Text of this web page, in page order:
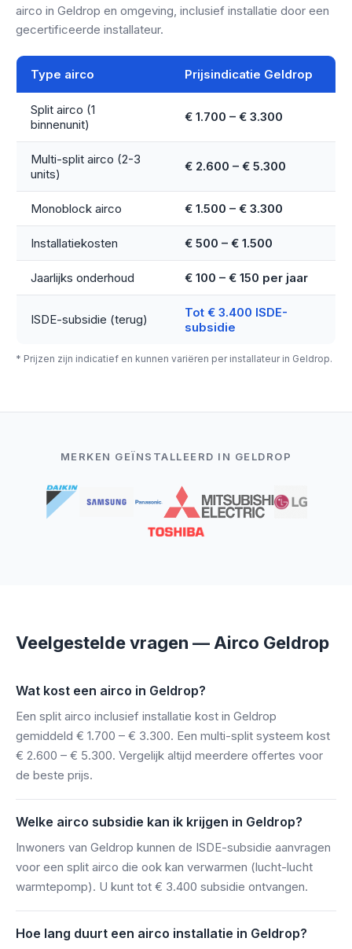
airco in Geldrop en omgeving, inclusief installatie door een
gecertificeerde installateur.
Type airco Prijsindicatie Geldrop
Split airco (1
binnenunit)
€ 1.700 – € 3.300
Multi-split airco (2-3
units)
€ 2.600 – € 5.300
Monoblock airco € 1.500 – € 3.300
Installatiekosten € 500 – € 1.500
Jaarlijks onderhoud € 100 – € 150 per jaar
ISDE-subsidie (terug)
Tot € 3.400 ISDE-
subsidie
* Prijzen zijn indicatief en kunnen variëren per installateur in Geldrop.
MERKEN GEÏNSTALLEERD IN GELDROP
Veelgestelde vragen — Airco Geldrop
Wat kost een airco in Geldrop?
Een split airco inclusief installatie kost in Geldrop
gemiddeld € 1.700 – € 3.300. Een multi-split systeem kost
€ 2.600 – € 5.300. Vergelijk altijd meerdere offertes voor
de beste prijs.
Welke airco subsidie kan ik krijgen in Geldrop?
Inwoners van Geldrop kunnen de ISDE-subsidie aanvragen
voor een split airco die ook kan verwarmen (lucht-lucht
warmtepomp). U kunt tot € 3.400 subsidie ontvangen.
Hoe lang duurt een airco installatie in Geldrop?